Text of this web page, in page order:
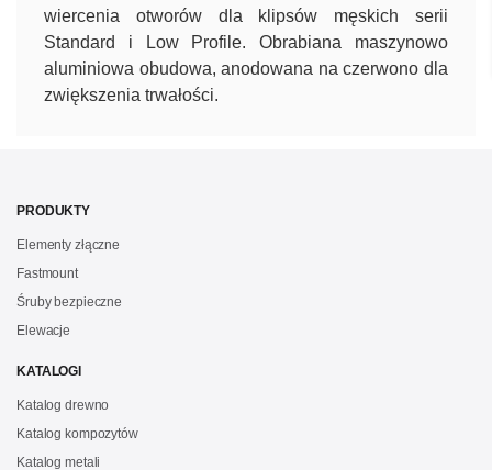
wiercenia otworów dla klipsów męskich serii
Standard i Low Profile. Obrabiana maszynowo
aluminiowa obudowa, anodowana na czerwono dla
zwiększenia trwałości.
PRODUKTY
Elementy złączne
Fastmount
Śruby bezpieczne
Elewacje
KATALOGI
Katalog drewno
Katalog kompozytów
Katalog metali